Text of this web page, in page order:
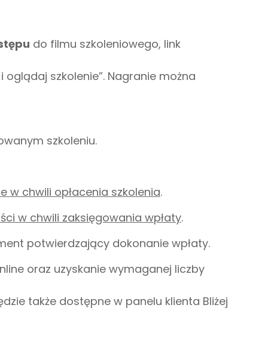
do filmu szkoleniowego, link
szkolenie”. Nagranie można
szkoleniu.
w chwili opłacenia szkolenia.
w chwili zaksięgowania wpłaty.
potwierdzający dokonanie wpłaty.
oraz uzyskanie wymaganej liczby
także dostępne w panelu klienta Bliżej